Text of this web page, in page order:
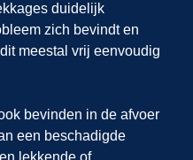
duidelijk
zich bevindt en
meestal vrij eenvoudig
bevinden in de afvoer
een beschadigde